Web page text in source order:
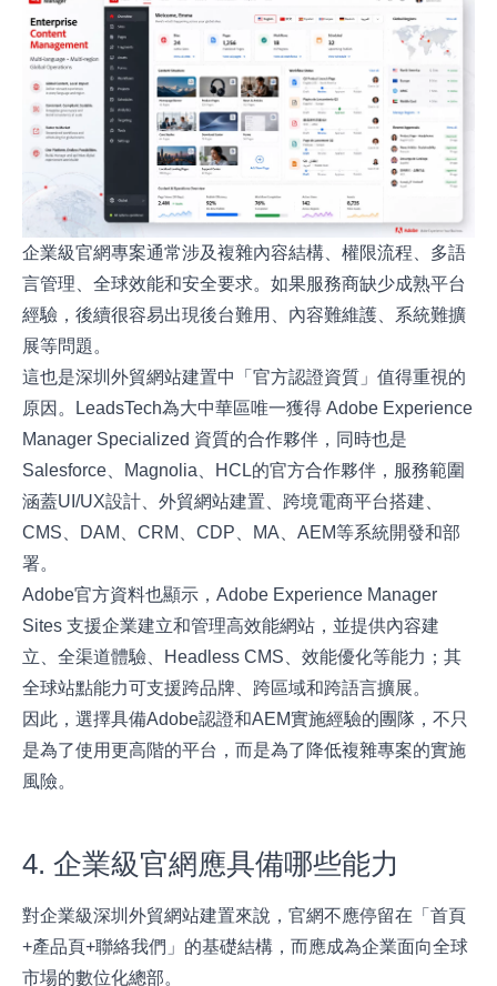
企業級官網專案通常涉及複雜內容結構、權限流程、多語
言管理、全球效能和安全要求。如果服務商缺少成熟平台
經驗，後續很容易出現後台難用、內容難維護、系統難擴
展等問題。
這也是深圳外貿網站建置中「官方認證資質」值得重視的
原因。LeadsTech為大中華區唯一獲得 Adobe Experience
Manager Specialized 資質的合作夥伴，同時也是
Salesforce、Magnolia、HCL的官方合作夥伴，服務範圍
涵蓋UI/UX設計、外貿網站建置、跨境電商平台搭建、
CMS、DAM、CRM、CDP、MA、AEM等系統開發和部
署。
Adobe官方資料也顯示，Adobe Experience Manager
Sites 支援企業建立和管理高效能網站，並提供內容建
立、全渠道體驗、Headless CMS、效能優化等能力；其
全球站點能力可支援跨品牌、跨區域和跨語言擴展。
因此，選擇具備Adobe認證和AEM實施經驗的團隊，不只
是為了使用更高階的平台，而是為了降低複雜專案的實施
風險。
4. 企業級官網應具備哪些能力
對企業級深圳外貿網站建置來說，官網不應停留在「首頁
+產品頁+聯絡我們」的基礎結構，而應成為企業面向全球
市場的數位化總部。